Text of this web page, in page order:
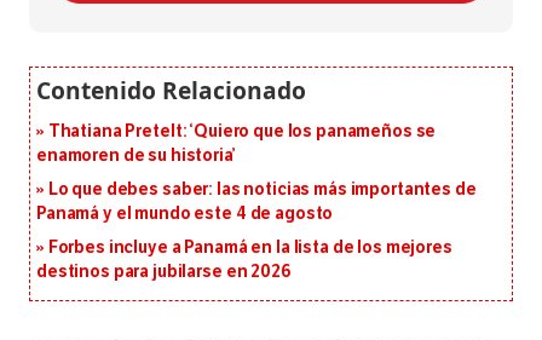
Thatiana Pretelt: ‘Quiero que los panameños se
enamoren de su historia’
Lo que debes saber: las noticias más importantes de
Panamá y el mundo este 4 de agosto
Forbes incluye a Panamá en la lista de los mejores
destinos para jubilarse en 2026